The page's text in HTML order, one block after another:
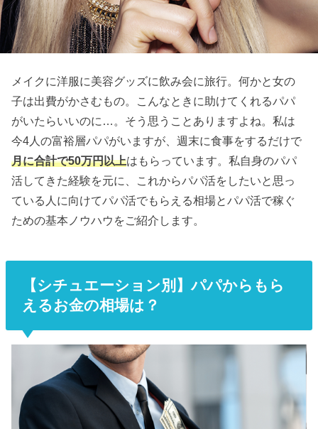
メイクに洋服に美容グッズに飲み会に旅行。何かと女の
子は出費がかさむもの。こんなときに助けてくれるパパ
がいたらいいのに…。そう思うことありますよね。私は
今4人の富裕層パパがいますが、週末に食事をするだけで
月に合計で50万円以上はもらっています。私自身のパパ
活してきた経験を元に、これからパパ活をしたいと思っ
ている人に向けてパパ活でもらえる相場とパパ活で稼ぐ
ための基本ノウハウをご紹介します。
【シチュエーション別】パパからもら
えるお金の相場は？